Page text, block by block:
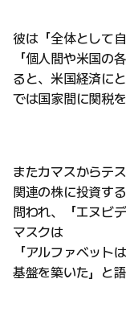
彼は「全体として
「個人間や米国の
ると、米国経済に
では国家間に関税
またカマスからテ
関連の株に投資す
問われ、「エヌビ
マスクは
「アルファベット
基盤を築いた」と語